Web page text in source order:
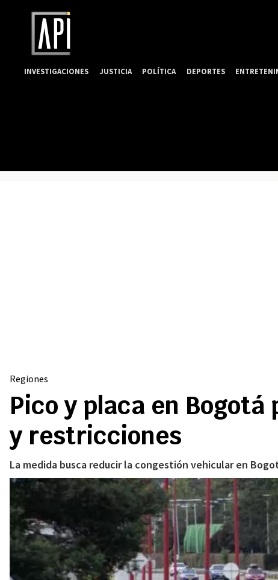
Regiones
Pico y placa en
y restricciones
La medida busca reducir la congestión vehicular en
INVESTIGACIONES JUSTICIA POLÍTICA DEPORTES